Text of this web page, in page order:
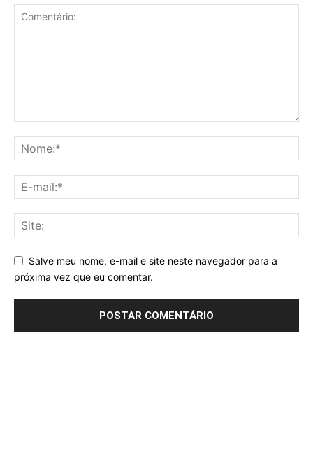
Salve meu nome, e-mail e site neste navegador para a
próxima vez que eu comentar.